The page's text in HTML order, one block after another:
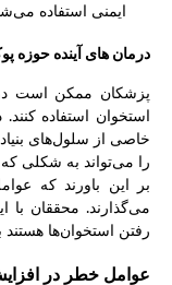
ایمنی استفاده
درمان های آینده حوزه
پزشکان ممکن است در
خاصی از سلول‌های
را می‌تواند به شکلی که
بر این باورند که
می‌گذارند. محققان با
رفتن استخوان‌ها هستند
عوامل خطر در